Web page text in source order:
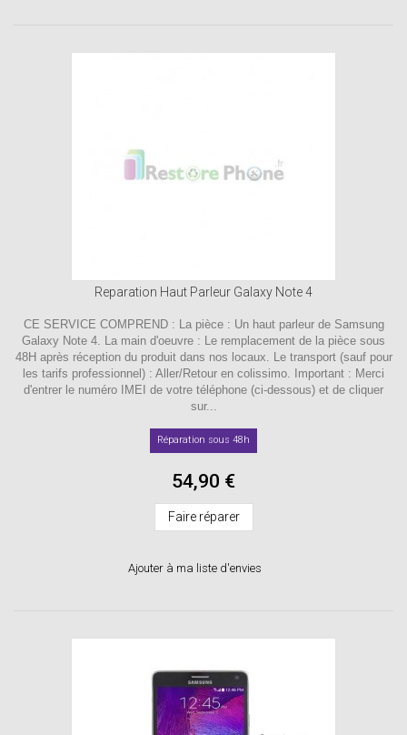
Reparation Haut Parleur Galaxy Note 4
CE SERVICE COMPREND : La pièce : Un haut parleur de Samsung
Galaxy Note 4. La main d'oeuvre : Le remplacement de la pièce sous
48H après réception du produit dans nos locaux. Le transport (sauf pour
les tarifs professionnel) : Aller/Retour en colissimo. Important : Merci
d'entrer le numéro IMEI de votre téléphone (ci-dessous) et de cliquer
sur...
Réparation sous 48h
54,90 €
Faire réparer
Ajouter à ma liste d'envies